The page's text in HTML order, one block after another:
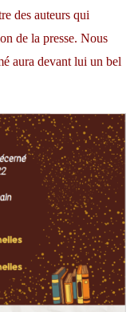
des auteurs qui
de la presse. Nous
aura devant lui un bel